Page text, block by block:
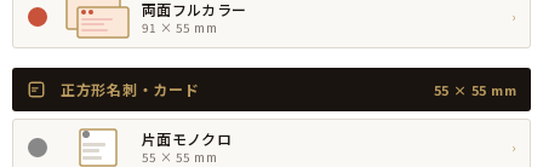
両面フルカラー
91 × 55 mm
›
正方形名刺・カード 55 × 55 mm
片面モノクロ
55 × 55 mm
›